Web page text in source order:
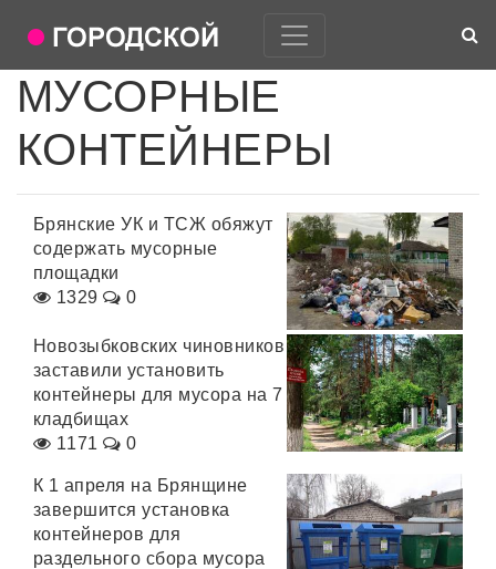
МУСОРНЫЕ
КОНТЕЙНЕРЫ
Брянские УК и ТСЖ обяжут
содержать мусорные
площадки
1329
0
Новозыбковских чиновников
заставили установить
контейнеры для мусора на 7
кладбищах
1171
0
К 1 апреля на Брянщине
завершится установка
контейнеров для
раздельного сбора мусора